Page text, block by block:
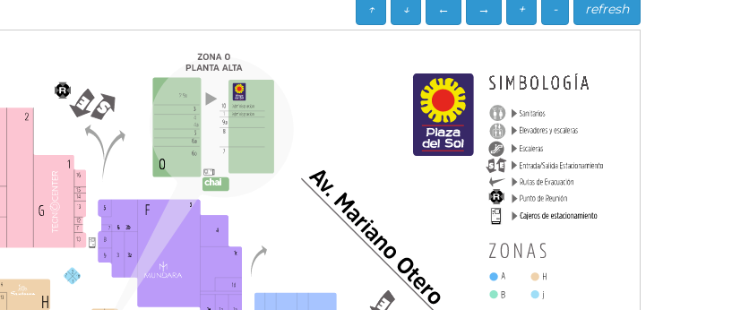
refresh
-
+
→
←
↓
↑